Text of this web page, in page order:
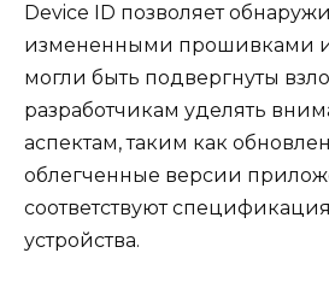
Device ID позволяет
измененными прошивками
могли быть подвергнуты
разработчикам уделять
аспектам, таким как
облегченные версии
соответствуют
устройства.